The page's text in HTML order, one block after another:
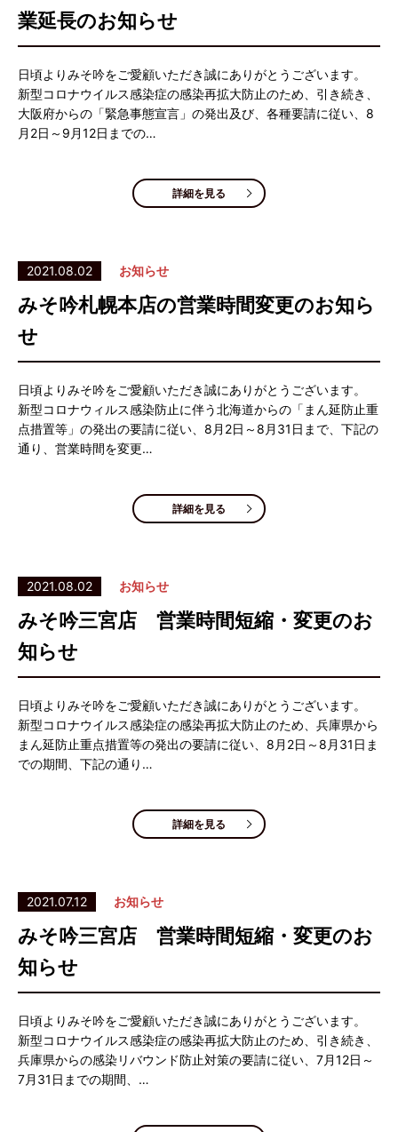
業延長のお知らせ
日頃よりみそ吟をご愛顧いただき誠にありがとうございます。
新型コロナウイルス感染症の感染再拡大防止のため、引き続き、
大阪府からの「緊急事態宣言」の発出及び、各種要請に従い、8
月2日～9月12日までの…
詳細を見る
2021.08.02 お知らせ
みそ吟札幌本店の営業時間変更のお知ら
せ
日頃よりみそ吟をご愛顧いただき誠にありがとうございます。
新型コロナウィルス感染防止に伴う北海道からの「まん延防止重
点措置等」の発出の要請に従い、8月2日～8月31日まで、下記の
通り、営業時間を変更…
詳細を見る
2021.08.02 お知らせ
みそ吟三宮店 営業時間短縮・変更のお
知らせ
日頃よりみそ吟をご愛顧いただき誠にありがとうございます。
新型コロナウイルス感染症の感染再拡大防止のため、兵庫県から
まん延防止重点措置等の発出の要請に従い、8月2日～8月31日ま
での期間、下記の通り…
詳細を見る
2021.07.12 お知らせ
みそ吟三宮店 営業時間短縮・変更のお
知らせ
日頃よりみそ吟をご愛顧いただき誠にありがとうございます。
新型コロナウイルス感染症の感染再拡大防止のため、引き続き、
兵庫県からの感染リバウンド防止対策の要請に従い、7月12日～
7月31日までの期間、…